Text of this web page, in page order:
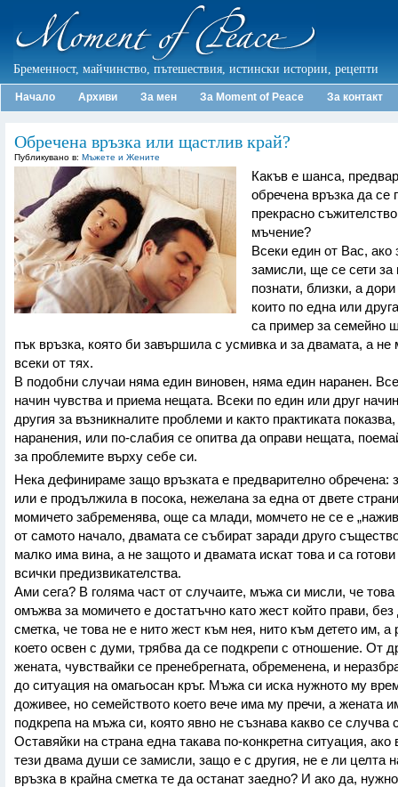
Бременност, майчинство, пътешествия, истински истории, рецепти
Начало Архиви За мен За Moment of Peace За контакт
Обречена връзка или щастлив край?
Публикувано в: Мъжете и Жените
Какъв е шанса,
обречена връзка да се
прекрасно
мъчение?
Всеки един от Вас, ако
замисли, ще се сети за
познати, близки, а
които по една или
са пример за семейно
пък връзка, която би завършила с усмивка и за двамата, а не
всеки от тях.
В подобни случаи няма един виновен, няма един наранен.
начин чувства и приема нещата. Всеки по един или друг
другия за възникналите проблеми и както практиката
наранения, или по-слабия се опитва да оправи нещата,
за проблемите върху себе си.
Нека дефинираме защо връзката е предварително обречена:
или е продължила в посока, нежелана за една от двете
момичето забременява, още са млади, момчето не се е
от самото начало, двамата се събират заради друго
малко има вина, а не защото и двамата искат това и са
всички предизвикателства.
Ами сега? В голяма част от случаите, мъжа си мисли, че това
омъжва за момичето е достатъчно като жест който прави,
сметка, че това не е нито жест към нея, нито към детето им, а
което освен с думи, трябва да се подкрепи с отношение. От
жената, чувствайки се пренебрегната, обременена, и
до ситуация на омагьосан кръг. Мъжа си иска нужното му
доживее, но семейството което вече има му пречи, а жената
подкрепа на мъжа си, която явно не съзнава какво се случва
Оставяйки на страна една такава по-конкретна ситуация, ако
тези двама души се замисли, защо е с другия, не е ли целта
връзка в крайна сметка те да останат заедно? И ако да,